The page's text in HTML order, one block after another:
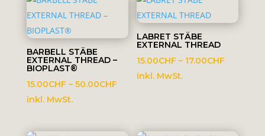
BARBELL STÄBE
EXTERNAL THREAD –
BIOPLAST®
15.00CHF – 50.00CHFPreisspanne:
50.00CHF
inkl. MwSt.
LABRET STÄBE
EXTERNAL THREAD
15.00CHF – 17.00CHF
inkl. MwSt.